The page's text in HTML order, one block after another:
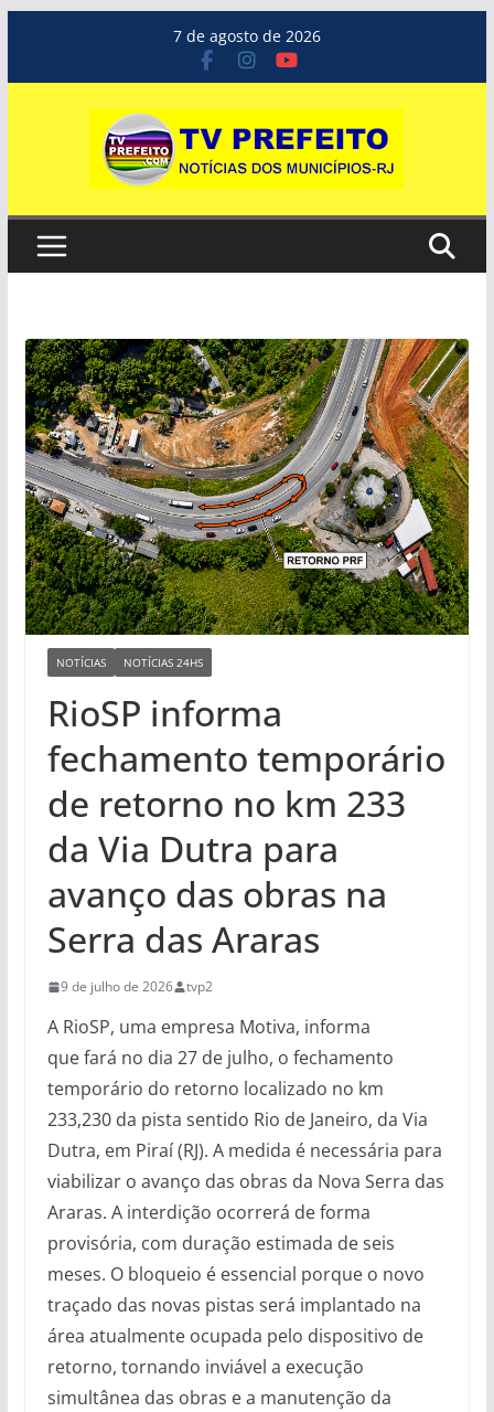
o
7 de agosto de 2026
NOTÍCIAS NOTÍCIAS 24HS
RioSP informa
fechamento temporário
de retorno no km 233
da Via Dutra para
avanço das obras na
Serra das Araras
9 de julho de 2026 tvp2
A RioSP, uma empresa Motiva, informa
que fará no dia 27 de julho, o fechamento
temporário do retorno localizado no km
233,230 da pista sentido Rio de Janeiro, da Via
Dutra, em Piraí (RJ). A medida é necessária para
viabilizar o avanço das obras da Nova Serra das
Araras. A interdição ocorrerá de forma
provisória, com duração estimada de seis
meses. O bloqueio é essencial porque o novo
traçado das novas pistas será implantado na
área atualmente ocupada pelo dispositivo de
retorno, tornando inviável a execução
simultânea das obras e a manutenção da